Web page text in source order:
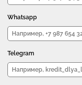
Whatsapp
Telegram